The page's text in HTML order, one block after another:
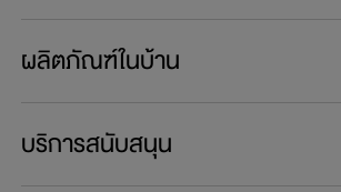
ผลิตภัณฑ์ในบ้าน
บริการสนับสนุน